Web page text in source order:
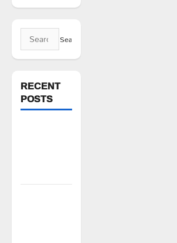
Search
for:
RECENT
POSTS